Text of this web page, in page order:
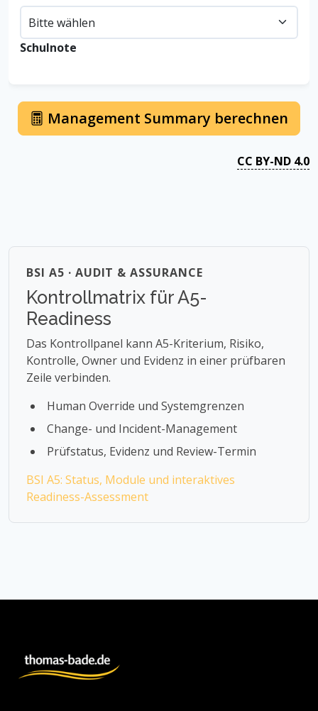
Schulnote
Management Summary berechnen
CC BY-ND 4.0
BSI A5 · AUDIT & ASSURANCE
Kontrollmatrix für A5-
Readiness
Das Kontrollpanel kann A5-Kriterium, Risiko,
Kontrolle, Owner und Evidenz in einer prüfbaren
Zeile verbinden.
Human Override und Systemgrenzen
Change- und Incident-Management
Prüfstatus, Evidenz und Review-Termin
BSI A5: Status, Module und interaktives
Readiness-Assessment